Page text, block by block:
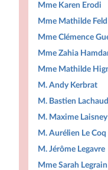
Mme Karen Erodi
Mme Mathilde Feld
Mme Clémence
Mme Zahia
Mme Mathilde
M. Andy Kerbrat
M. Bastien Lachaud
M. Maxime Laisney
M. Aurélien Le Coq
M. Jérôme Legavre
Mme Sarah Legrain